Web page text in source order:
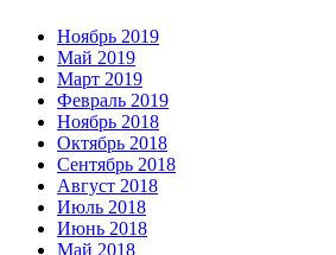
Ноябрь 2019
Май 2019
Март 2019
Февраль 2019
Ноябрь 2018
Октябрь 2018
Сентябрь 2018
Август 2018
Июль 2018
Июнь 2018
Май 2018